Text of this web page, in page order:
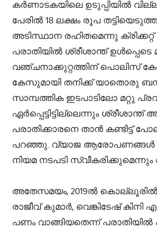
കർണാടകയിലെ ഉടുപ്പിയിൽ വില്ല
പേരിൽ 18 ലക്ഷം രൂപ
അടിസ്ഥാന രഹിതമെന്നു
പരാതിയിൽ ശ്രീശാന്ത് ഉൾപ്പെടെ
വഞ്ചനാക്കുറ്റത്തിന് പൊലിസ്
കേസുമായി തനിക്ക് യാതൊരു
സാമ്പത്തിക ഇടപാടിലോ മറ്റു
ഏർപ്പെട്ടിട്ടില്ലെന്നും ശ്രീശാന്ത്
പരാതിക്കാരനെ താൻ കണ്ടിട്ട്
പറഞ്ഞു. വ്യാജ ആരോപണങ്ങൾ
നിയമ നടപടി സ്വീകരിക്കുമെന്നും
അതേസമയം, 2019ൽ കൊല്ലൂരിൽ
രാജീവ് കുമാർ, വെങ്കിടേഷ് കിനി
പണം വാങ്ങിയതെന്ന്